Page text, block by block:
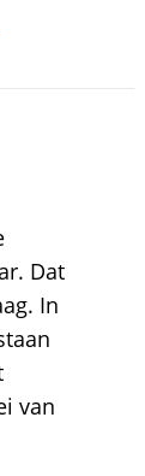
Dat
In
van